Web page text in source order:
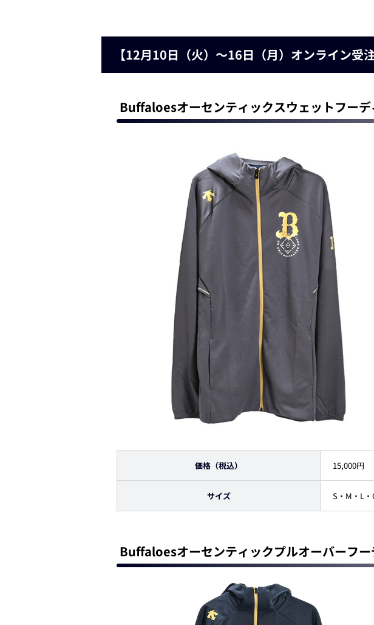
【12月10日（火）～16日（月）オンライン
Buffaloesオーセンティックスウェットフーデ
価格（税込） 15,000円
サイズ S・M・L・
Buffaloesオーセンティックプルオーバーフー